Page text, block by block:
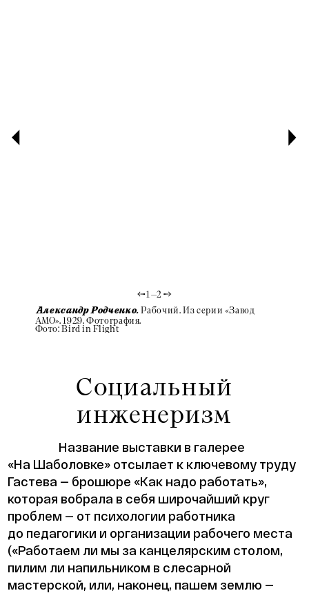
Александр Родченко. Рабочий. Из серии «Завод
АМО». 1929. Фотография.
Фото: Bird in Flight
1 —2
Социальный
инженеризм
Название выставки в галерее
«На Шаболовке» отсылает к ключевому труду
Гастева — брошюре «Как надо работать»,
которая вобрала в себя широчайший круг
проблем — от психологии работника
до педагогики и организации рабочего места
(«Работаем ли мы за канцелярским столом,
пилим ли напильником в слесарной
мастерской, или, наконец, пашем землю —